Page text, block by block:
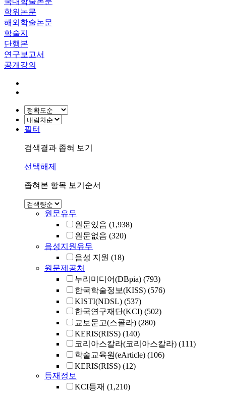
학위논문
해외학술논문
학술지
단행본
연구보고서
공개강의
필터
검색결과 좁혀 보기
선택해제
좁혀본 항목 보기순서
원문유무
원문있음 (1,938)
원문없음 (320)
음성지원유무
음성 지원 (18)
원문제공처
누리미디어(DBpia) (793)
한국학술정보(KISS) (576)
KISTI(NDSL) (537)
한국연구재단(KCI) (502)
교보문고(스콜라) (280)
KERIS(RISS) (140)
코리아스칼라(코리아스칼라) (111)
학술교육원(eArticle) (106)
KERIS(RISS) (12)
등재정보
KCI등재 (1,210)